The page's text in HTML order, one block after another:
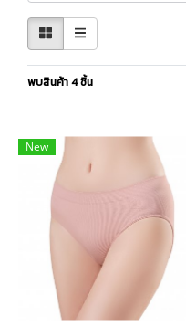
พบสินค้า 4 ชิ้น
New